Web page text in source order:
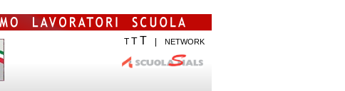
T TT NETWORK